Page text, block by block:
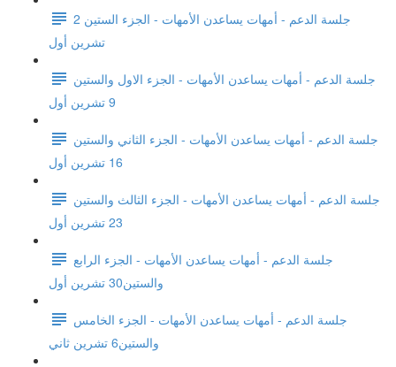
جلسة الدعم - أمهات يساعدن الأمهات - الجزء الستين 2
تشرين أول
جلسة الدعم - أمهات يساعدن الأمهات - الجزء الاول والستين
9 تشرين أول
جلسة الدعم - أمهات يساعدن الأمهات - الجزء الثاني والستين
16 تشرين أول
جلسة الدعم - أمهات يساعدن الأمهات - الجزء الثالث والستين
23 تشرين أول
جلسة الدعم - أمهات يساعدن الأمهات - الجزء الرابع
والستين30 تشرين أول
جلسة الدعم - أمهات يساعدن الأمهات - الجزء الخامس
والستين6 تشرين ثاني